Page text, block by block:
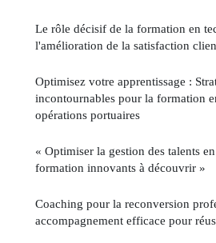
Le rôle décisif de la formation en
l'amélioration de la satisfaction
Optimisez votre apprentissage :
incontournables pour la formation
opérations portuaires
« Optimiser la gestion des talents
formation innovants à découvrir »
Coaching pour la reconversion
accompagnement efficace pour